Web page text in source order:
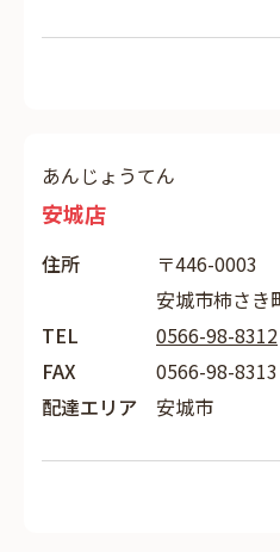
あんじょうてん
安城店
住所
〒446-0003
安城市柿さき
TEL
0566-98-8312
FAX
0566-98-8313
配達エリア
安城市